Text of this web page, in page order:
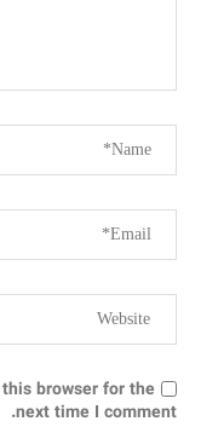
browser for the
next time I comment.